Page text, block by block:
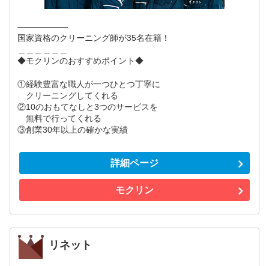
――――――
国家資格のクリーニング師が35名在籍！
◆モクリンのおすすめポイント◆
①経験豊富な職人が一つひとつ丁寧に
クリーニングしてくれる
②10のおもてなしと3つのサービスを
無料で行ってくれる
③創業30年以上の確かな実績
詳細ページ
モクリン
リネット